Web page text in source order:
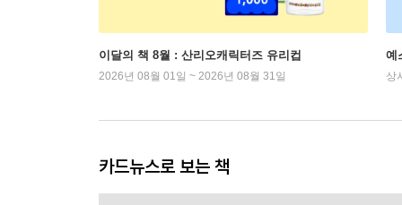
이달의 책 8월 : 산리오캐릭터즈 유리컵
2026년 08월 01일 ~ 2026년 08월 31일
예
상
카드뉴스로 보는 책